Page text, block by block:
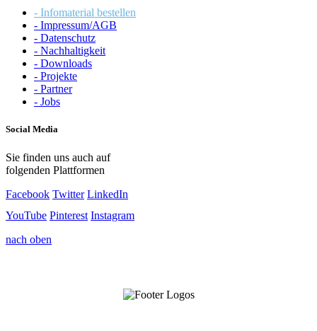
- Infomaterial bestellen
- Impressum/AGB
- Datenschutz
- Nachhaltigkeit
- Downloads
- Projekte
- Partner
- Jobs
Social Media
Sie finden uns auch auf
folgenden Plattformen
Facebook Twitter LinkedIn
YouTube Pinterest Instagram
nach oben